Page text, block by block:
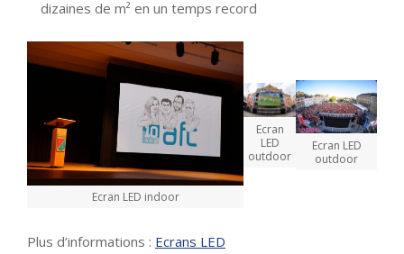
dizaines de m² en un temps record
Ecran LED indoor
Ecran
LED
outdoor
Ecran LED
outdoor
Plus d’informations : Ecrans LED